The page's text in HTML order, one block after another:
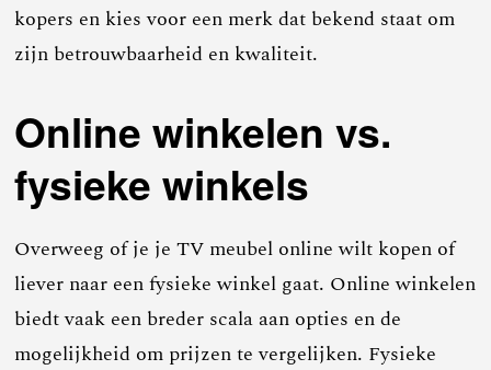
kopers en kies voor een merk dat bekend staat om
zijn betrouwbaarheid en kwaliteit.
Online winkelen vs.
fysieke winkels
Overweeg of je je TV meubel online wilt kopen of
liever naar een fysieke winkel gaat. Online winkelen
biedt vaak een breder scala aan opties en de
mogelijkheid om prijzen te vergelijken. Fysieke